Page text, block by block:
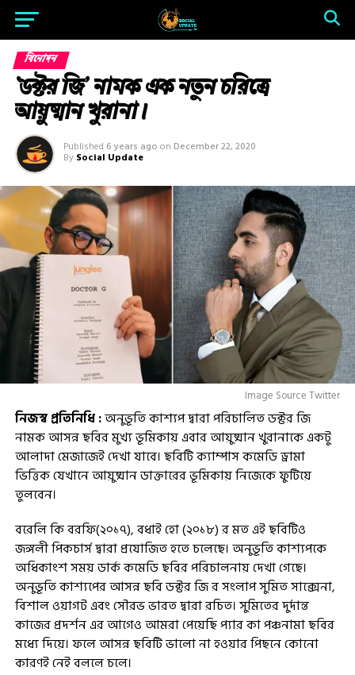
বিনোদন
‘ডক্টর জি’ নামক এক নতুন চরিত্রে
আয়ুষ্মান খুরানা।
Published 6 years ago on December 22, 2020
By Social Update
Image Source Twitter
নিজস্ব প্রতিনিধি :অনুভূতি কাশ্যপ দ্বারা পরিচালিত ডক্টর জি
নামক আসন্ন ছবির মুখ্য ভূমিকায় এবার আয়ুষ্মান খুরানাকে একটু
আলাদা মেজাজেই দেখা যাবে। ছবিটি ক্যাম্পাস কমেডি ড্রামা
ভিত্তিক যেখানে আয়ুষ্মান ডাক্তারের ভূমিকায় নিজেকে ফুটিয়ে
তুলবেন।
বরেলি কি বরফি(২০১৭), বধাই হো (২০১৮) র মত এই ছবিটিও
জঙ্গলী পিকচার্স দ্বারা প্রযোজিত হতে চলেছে। অনুভূতি কাশ্যপকে
অধিকাংশ সময় ডার্ক কমেডি ছবির পরিচালনায় দেখা গেছে।
অনুভূতি কাশ্যপের আসন্ন ছবি ডক্টর জি র সংলাপ সুমিত সাক্সেনা,
বিশাল ওয়াগট এবং সৌরভ ভারত দ্বারা রচিত। সুমিতের দুর্দান্ত
কাজের প্রদর্শন এর আগেও আমরা পেয়েছি প্যার কা পঞ্চনামা ছবির
মধ্যে দিয়ে। ফলে আসন্ন ছবিটি ভালো না হওয়ার পিছনে কোনো
কারণই নেই বললে চলে।